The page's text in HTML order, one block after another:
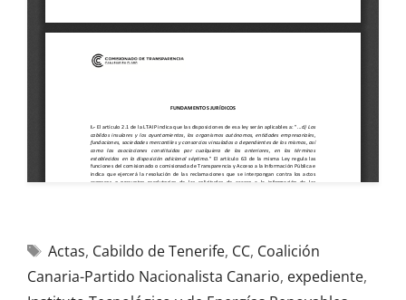
Actas, Cabildo de Tenerife, CC, Coalición
Canaria-Partido Nacionalista Canario, expediente,